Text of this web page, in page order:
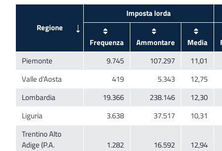
Trentino Alto
Adige (P.A.